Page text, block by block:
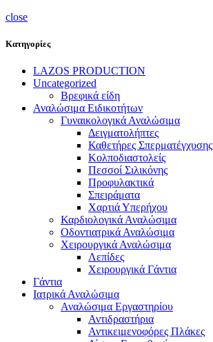
close
Κατηγορίες
LAZOS PRODUCTION
Uncategorized
Βρεφικά είδη
Αναλώσιμα Ειδικοτήτων
Γυναικολογικά Αναλώσιμα
Δειγματολήπτες
Καθετήρες Σπερματέγχυσης
Κολποδιαστολείς
Πεσσοί Σιλικόνης
Προφυλακτικά
Σπειράματα
Χαρτιά Υπερήχου
Καρδιολογικά Αναλώσιμα
Οδοντιατρικά Αναλώσιμα
Χειρουργικά Αναλώσιμα
Λεπίδες
Χειρουργικά Γάντια
Γάντια
Ιατρικά Αναλώσιμα
Αναλώσιμα Εργαστηρίου
Αντιδραστήρια
Αντικειμενοφόρες Πλάκες